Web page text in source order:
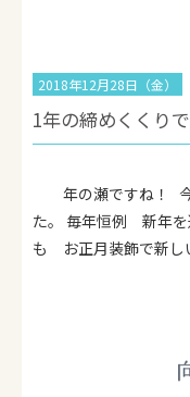
2018年12月28日（金）
1年の締めくくり
年の瀬ですね！ 今
た。 毎年恒例 新年を
も お正月装飾で新